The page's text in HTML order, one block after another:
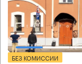
БЕЗ КОМИССИИ